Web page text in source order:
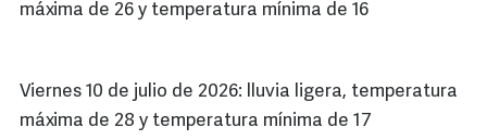
máxima de 26 y temperatura mínima de 16
Viernes 10 de julio de 2026: lluvia ligera, temperatura
máxima de 28 y temperatura mínima de 17